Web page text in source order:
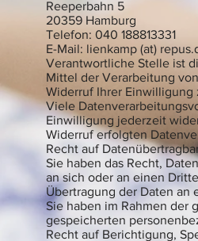
Reeperbahn 5
20359 Hamburg
Telefon: 040 188813331
E-Mail: lienkamp (at)
Verantwortliche Stelle ist
Mittel der Verarbeitung
Widerruf Ihrer Einwilligung
Viele
Einwilligung jederzeit
Widerruf erfolgten
Recht auf
Sie haben das Recht,
an sich oder an einen
Übertragung der Daten an
Sie haben im Rahmen der
gespeicherten
Recht auf Berichtigung,